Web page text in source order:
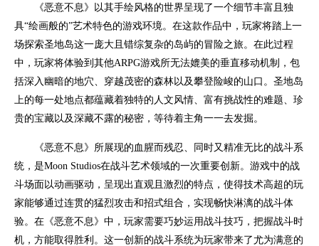
《恶意不息》以其手绘风格的世界呈现了一个细节丰富且独
具“绘画般的”艺术特色的游戏环境。在这款作品中，玩家将踏上一
场探索圣地岛这一庞大且错综复杂的岛屿的冒险之旅。在此过程
中，玩家将体验到其他ARPG游戏所无法媲美的垂直移动机制，包
括深入幽暗的地穴、穿越茂密的森林以及攀登险峻的山口。圣地岛
上的每一处地点都蕴藏着独特的人文风情、富有挑战性的难题、珍
贵的宝藏以及深藏不露的秘密，等待着主角一一去发掘。
《恶意不息》所展现的血腥而残忍、同时又精准无比的战斗系
统，是Moon Studios在战斗艺术领域的一次重要创新。游戏中的战
斗场面以动画驱动，呈现出直观且激烈的特点，使得技术高超的玩
家能够通过连贯的猛烈攻击和招式组合，实现畅快淋漓的战斗体
验。在《恶意不息》中，玩家需要巧妙运用战斗技巧，把握战斗时
机，方能取得胜利。这一创新的战斗系统为玩家带来了尤为满意的